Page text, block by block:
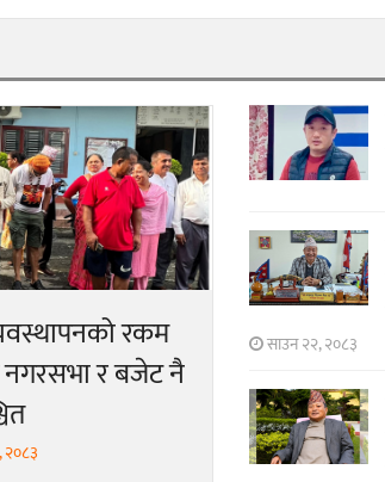
रकम
नगरसभा र बजेट नै
साउन २२, २०८३